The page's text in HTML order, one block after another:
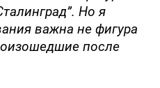
Но я
важна не фигура
после